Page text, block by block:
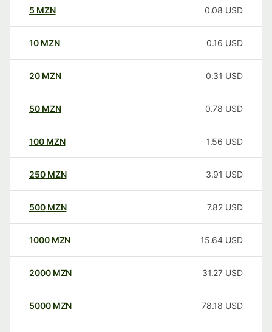
5 MZN 0.08 USD
10 MZN 0.16 USD
20 MZN 0.31 USD
50 MZN 0.78 USD
100 MZN 1.56 USD
250 MZN 3.91 USD
500 MZN 7.82 USD
1000 MZN 15.64 USD
2000 MZN 31.27 USD
5000 MZN 78.18 USD